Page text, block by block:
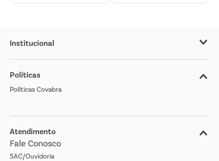
Institucional
Sobre o Covabra
Nossas Lojas
Cliente Bem Estar
Jornal de Ofertas
Transparência Salarial
Políticas
Políticas Covabra
Atendimento
Fale Conosco
SAC/Ouvidoria